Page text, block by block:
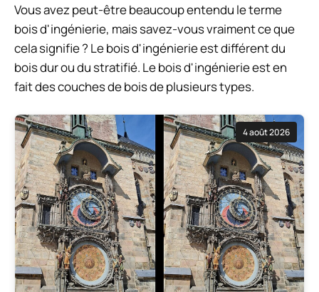
Vous avez peut-être beaucoup entendu le terme
bois d'ingénierie, mais savez-vous vraiment ce que
cela signifie ? Le bois d'ingénierie est différent du
bois dur ou du stratifié. Le bois d'ingénierie est en
fait des couches de bois de plusieurs types.
4 août 2026